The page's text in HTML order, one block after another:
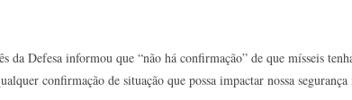
da Defesa informou que “não há confirmação” de que mísseis
confirmação de situação que possa impactar nossa